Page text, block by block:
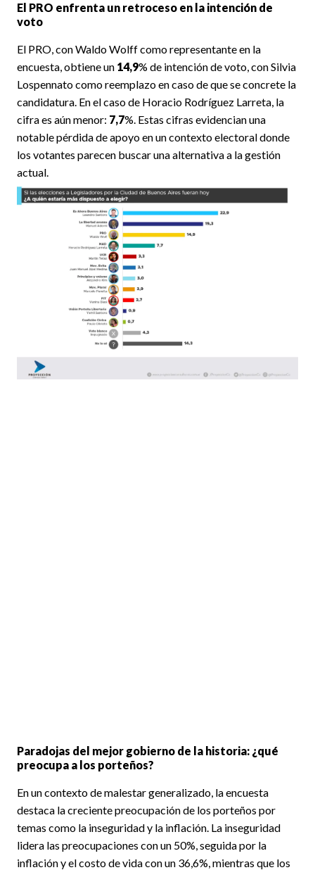
El PRO enfrenta un retroceso en la intención de
voto
El PRO, con Waldo Wolff como representante en la
encuesta, obtiene un 14,9% de intención de voto, con Silvia
Lospennato como reemplazo en caso de que se concrete la
candidatura. En el caso de Horacio Rodríguez Larreta, la
cifra es aún menor: 7,7%. Estas cifras evidencian una
notable pérdida de apoyo en un contexto electoral donde
los votantes parecen buscar una alternativa a la gestión
actual.
Paradojas del mejor gobierno de la historia: ¿qué
preocupa a los porteños?
En un contexto de malestar generalizado, la encuesta
destaca la creciente preocupación de los porteños por
temas como la inseguridad y la inflación. La inseguridad
lidera las preocupaciones con un 50%, seguida por la
inflación y el costo de vida con un 36,6%, mientras que los